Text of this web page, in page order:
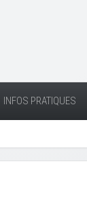
INFOS PRATIQUES